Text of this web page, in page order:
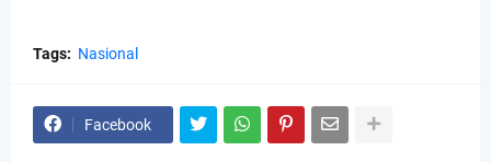
Tags: Nasional
Facebook